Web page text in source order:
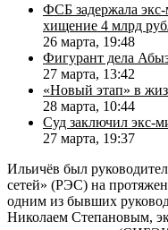
ФСБ задержала
хищение 4 млрд
26 марта, 19:48
Фигурант дела
27 марта, 13:42
«Новый этап» в
28 марта, 10:44
Суд заключил экс-
27 марта, 19:37
Ильичёв был
сетей» (РЭС) на
одним из бывших
Николаем Степановым,